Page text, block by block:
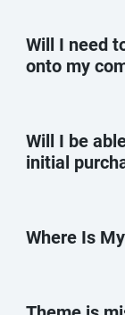
Will I need
onto my
Will I be
initial
Where Is